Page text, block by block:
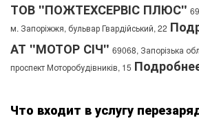
ТОВ "ПОЖТЕХСЕРВІС ПЛЮС"
м. Запоріжжя, бульвар Гвардійський, 22
АТ "МОТОР СІЧ" 69068, Запорізька
проспект Моторобудівників, 15
Что входит в услугу